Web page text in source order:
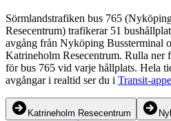
Sörmlandstrafiken bus 765
Resecentrum) trafikerar 51
avgång från Nyköping Bussterminal
Katrineholm Resecentrum. Rulla ner
för bus 765 vid varje hållplats. Hela
avgångar i realtid ser du i Transit-
Katrineholm Resecentrum